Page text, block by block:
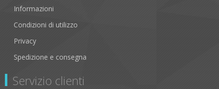
Informazioni
Condizioni di utilizzo
Privacy
Spedizione e consegna
Servizio clienti